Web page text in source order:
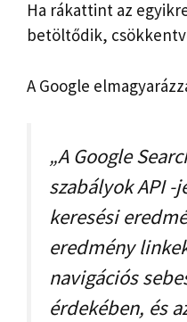
Ha rákattint az
betöltődik,
A Google
„A Google
szabályok API -
keresési
eredmény
navigációs
érdekében, és